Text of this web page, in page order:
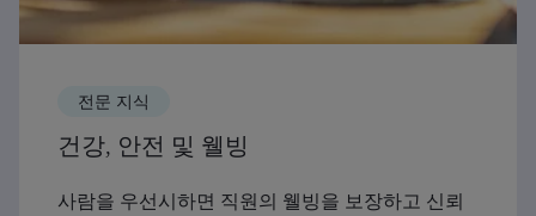
전문 지식
건강, 안전 및 웰빙
사람을 우선시하면 직원의 웰빙을 보장하고 신뢰